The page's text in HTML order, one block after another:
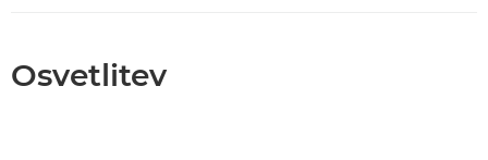
Osvetlitev